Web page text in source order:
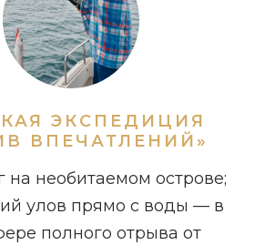
ЭКСПЕДИЦИЯ
ВПЕЧАТЛЕНИЙ»
на необитаемом острове;
улов прямо с воды — в
полного отрыва от